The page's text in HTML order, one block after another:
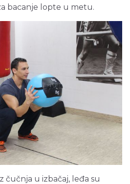
bacanje lopte u metu.
čučnja u izbačaj, leđa su